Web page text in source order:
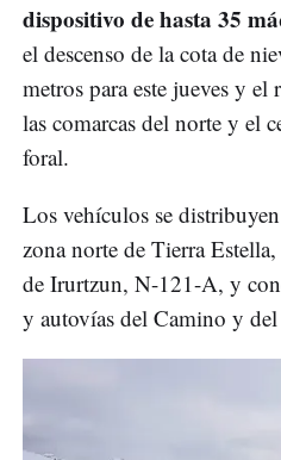
dispositivo de hasta 35
el descenso de la cota de
metros para este jueves y
las comarcas del norte y el
foral.
Los vehículos se
zona norte de Tierra
de Irurtzun, N-121-A, y
y autovías del Camino y